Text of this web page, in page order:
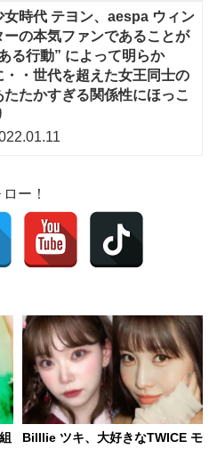
女時代 テヨン、aespa ウィン
ーの本気ファンであることが
る行動” によって明らか
・・世代を超えた女王同士の
たたかすぎる関係性にほっこ
ー！
Billlie ツキ、大好きなTWICE モ